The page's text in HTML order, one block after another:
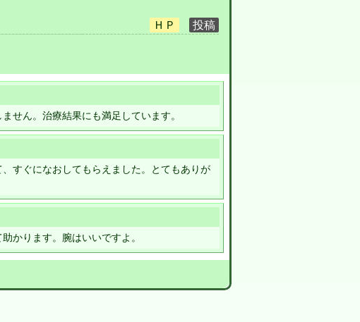
せん。治療結果にも満足しています。
すぐになおしてもらえました。とてもありが
かります。腕はいいですよ。